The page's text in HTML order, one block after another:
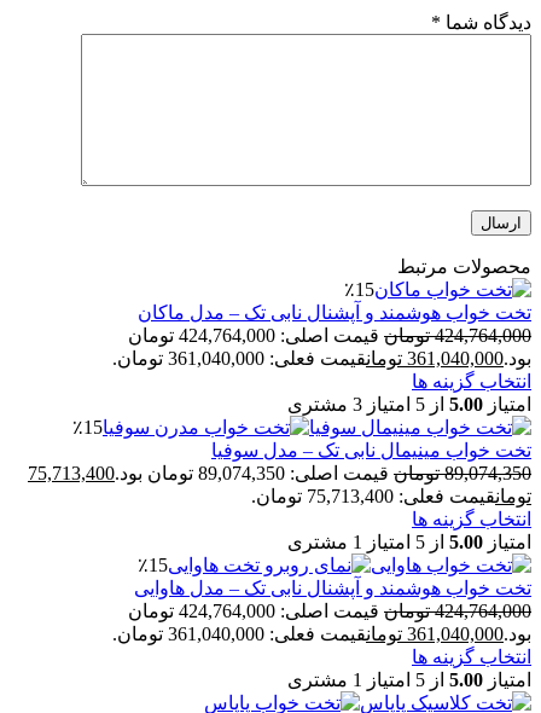
دیدگاه شما *
محصولات مرتبط
٪15
تخت خواب هوشمند و آپشنال نابی تک – مدل ماکان
424,764,000 تومان
قیمت اصلی: 424,764,000 تومان
بود.361,040,000 تومانقیمت فعلی: 361,040,000 تومان.
انتخاب گزینه ها
امتیاز 5.00 از 5 امتیاز 3 مشتری
٪15
تخت خواب مینیمال نابی تک – مدل سوفیا
89,074,350 تومان قیمت اصلی: 89,074,350 تومان بود.
75,713,400
تومانقیمت فعلی: 75,713,400 تومان.
انتخاب گزینه ها
امتیاز 5.00 از 5 امتیاز 1 مشتری
٪15
تخت خواب هوشمند و آپشنال نابی تک – مدل هاوایی
424,764,000 تومان
قیمت اصلی: 424,764,000 تومان
بود.361,040,000 تومانقیمت فعلی: 361,040,000 تومان.
انتخاب گزینه ها
امتیاز 5.00 از 5 امتیاز 1 مشتری